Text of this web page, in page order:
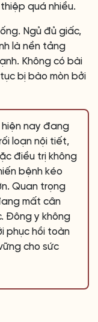
quá nhiều.
Ngủ đủ giấc,
là nền tảng
Không có bài
bị bào mòn bởi
hiện nay đang
loạn nội tiết,
điều trị không
bệnh kéo
Quan trọng
mất cân
Đông y không
phục hồi toàn
cho sức